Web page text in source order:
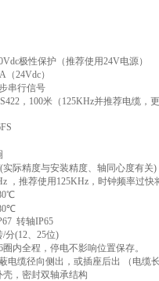
极性保护（推荐使用24V电源）
（24Vdc）
串行信号
，100米（125KHz并推荐电缆，
FS
实际精度与安装精度、轴同心度有关)
，推荐使用125KHz，时钟频率过快
转轴IP65
/分(12、25位)
圈内全程，停电不影响位置保存。
电缆径向侧出，或插座后出 （电缆长
壳，密封双轴承结构